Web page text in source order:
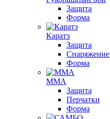
Защита
Форма
Каратэ
Защита
Снаряжение
Форма
ММА
Защита
Перчатки
Форма